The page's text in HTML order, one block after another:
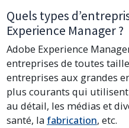
Quels types
Experience Manager ?
Adobe Experience
entreprises de toutes
entreprises aux grandes
plus courants qui
au détail, les médias et
santé, la fabrication, etc.